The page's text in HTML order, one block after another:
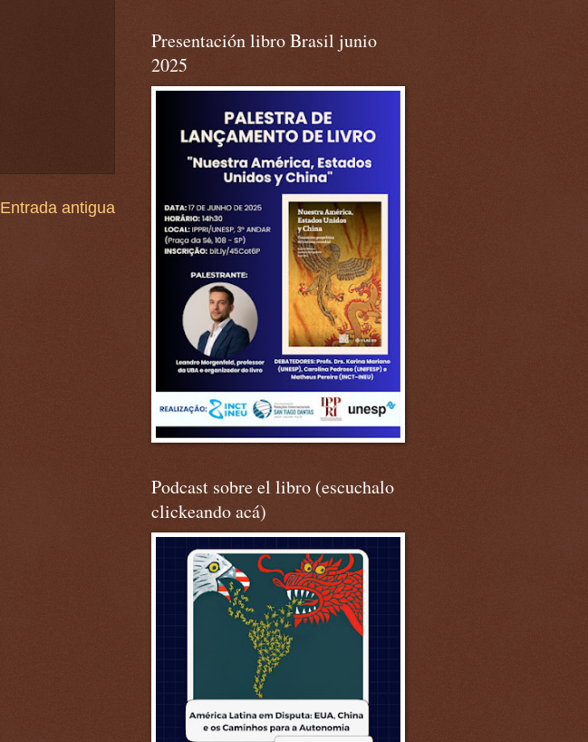
Entrada antigua
Presentación libro Brasil junio
2025
Podcast sobre el libro (escuchalo
clickeando acá)